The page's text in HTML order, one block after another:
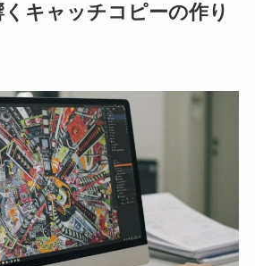
キャッチコピーの作り